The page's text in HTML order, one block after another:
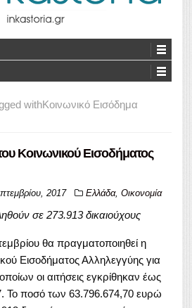
withΚοινωνικό Εισόδημα
Κοινωνικού Εισοδήματος
2017 Ελλάδα, Οικονομία
σε 273.913 δικαιούχους
θα πραγματοποιηθεί η
Εισοδήματος Αλληλεγγύης για
οι αιτήσεις εγκρίθηκαν έως
Το ποσό των 63.796.674,70 ευρώ